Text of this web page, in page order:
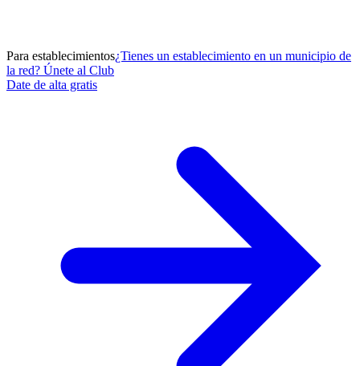
Para establecimientos¿Tienes un establecimiento en un municipio de
la red? Únete al Club
Date de alta gratis